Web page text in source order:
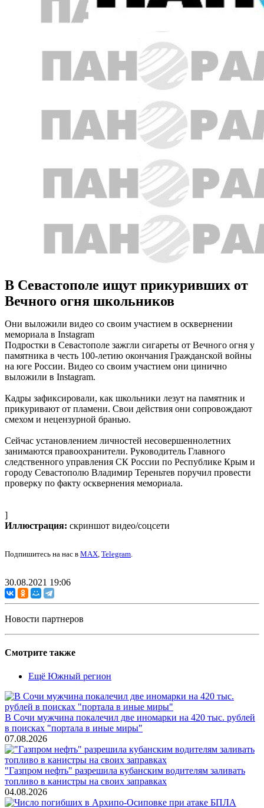
В Севастополе ищут прикуривших от
Вечного огня школьников
Они выложили видео со своим участием в осквернении
мемориала в Instagram
Подростки в Севастополе зажгли сигареты от Вечного огня у
памятника в честь 100-летию окончания Гражданской войны
на юге России. Видео со своим участием они цинично
выложили в Instagram.
Кадры зафиксировали, как школьники лезут на памятник и
прикуривают от пламени. Свои действия они сопровождают
смехом и нецензурной бранью.
Сейчас установлением личностей несовершеннолетних
занимаются правоохранители. Руководитель Главного
следственного управления СК России по Республике Крым и
городу Севастополю Владимир Тереньтев поручил провести
проверку по факту осквернения мемориала.
]
Иллюстрация: скриншот видео/соцсети
Подпишитесь на нас в MAX, Telegram.
30.08.2021 19:06
Новости партнеров
Смотрите также
Ещё Южный регион
В Сочи мужчина покалечил две иномарки на 420 тыс. рублей
в поисках "портала в иные миры"
07.08.2026
"Газпром нефть" разрешила кубанским водителям заливать
топливо в канистры на своих заправках
04.08.2026